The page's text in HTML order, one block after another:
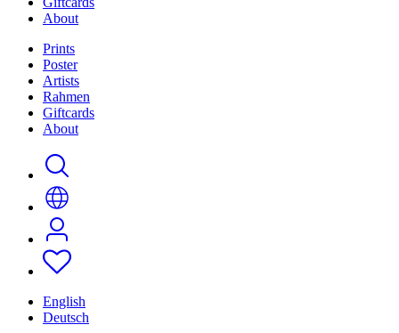
About
Prints
Poster
Artists
Rahmen
Giftcards
About
English
Deutsch